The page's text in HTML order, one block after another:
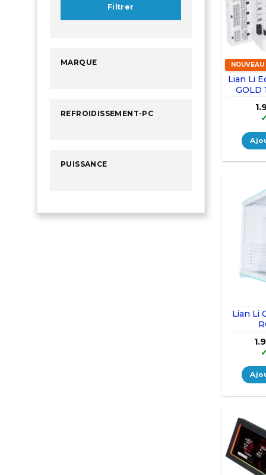
Filtrer
MARQUE
REFROIDISSEMENT-PC
PUISSANCE
NOUVEAU
Lian Li
GOLD
✓
Lian Li
✓